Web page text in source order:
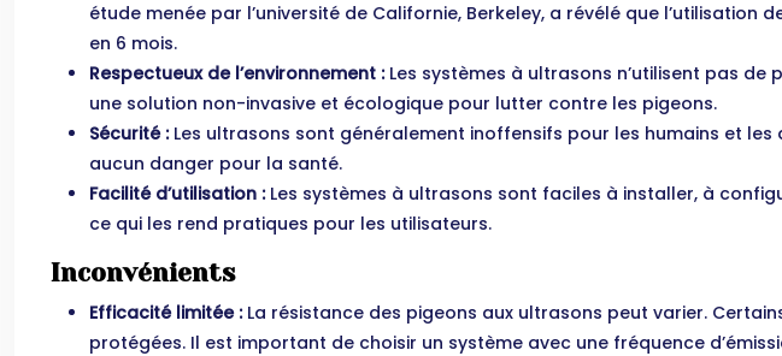
étude menée par l’université de Californie, Berkeley, a révélé que
en 6 mois.
Respectueux de l’environnement : Les systèmes à ultrasons n’utilisent pas
une solution non-invasive et écologique pour lutter contre les pigeons.
Sécurité : Les ultrasons sont généralement inoffensifs pour les humains et
aucun danger pour la santé.
Facilité d’utilisation : Les systèmes à ultrasons sont faciles à installer, à
ce qui les rend pratiques pour les utilisateurs.
Inconvénients
Efficacité limitée : La résistance des pigeons aux ultrasons peut varier.
protégées. Il est important de choisir un système avec une fréquence